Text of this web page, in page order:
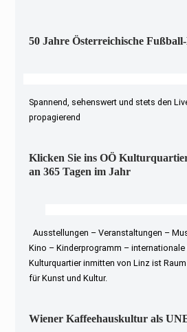
50 Jahre Österreichische
Spannend, sehenswert und stets den
propagierend
Klicken Sie ins OÖ
an 365 Tagen im Jahr
Ausstellungen – Veranstaltungen –
Kino – Kinderprogramm –
Kulturquartier inmitten von Linz ist
für Kunst und Kultur.
Wiener Kaffeehauskultur als